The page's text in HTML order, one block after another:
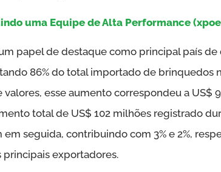
uma Equipe de Alta Performance
papel de destaque como principal país
86% do total importado de brinquedos
valores, esse aumento correspondeu a US$
total de US$ 102 milhões registrado
em seguida, contribuindo com 3% e 2%,
principais exportadores.